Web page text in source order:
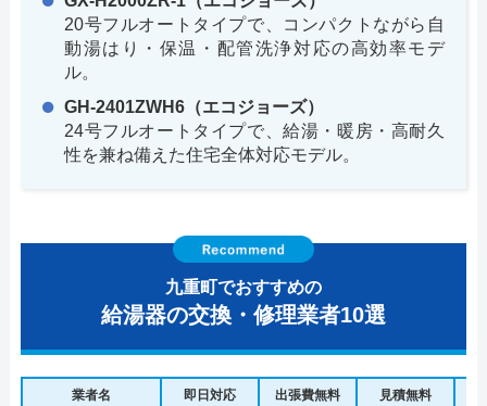
20号フルオートタイプで、コンパクトながら自
動湯はり・保温・配管洗浄対応の高効率モデ
ル。
GH-2401ZWH6（エコジョーズ）
24号フルオートタイプで、給湯・暖房・高耐久
性を兼ね備えた住宅全体対応モデル。
九重町でおすすめの
給湯器の交換・修理業者10選
業者名 即日対応 出張費無料 見積無料